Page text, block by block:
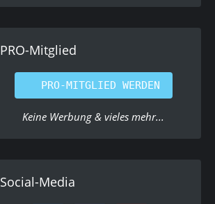
PRO-Mitglied
PRO-MITGLIED WERDEN
Keine Werbung & vieles mehr...
Social-Media